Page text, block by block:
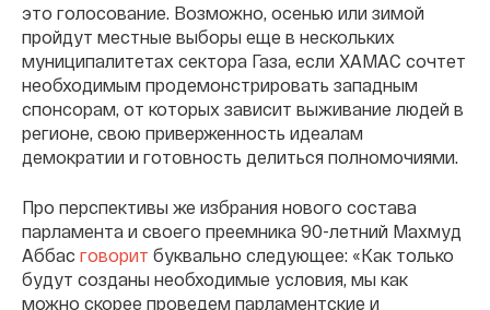
это голосование. Возможно, осенью или зимой
пройдут местные выборы еще в нескольких
муниципалитетах сектора Газа, если ХАМАС сочтет
необходимым продемонстрировать западным
спонсорам, от которых зависит выживание людей в
регионе, свою приверженность идеалам
демократии и готовность делиться полномочиями.
Про перспективы же избрания нового состава
парламента и своего преемника 90-летний Махмуд
Аббас говорит буквально следующее: «Как только
будут созданы необходимые условия, мы как
можно скорее проведем парламентские и